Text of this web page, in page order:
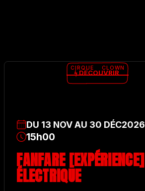
DU 13 NOVAU 30 DÉC2026
15h00
FANFARE [EXPÉRIENCE]
ÉLECTRIQUE
DÉCOUVRIR
CIRQUE CLOWN